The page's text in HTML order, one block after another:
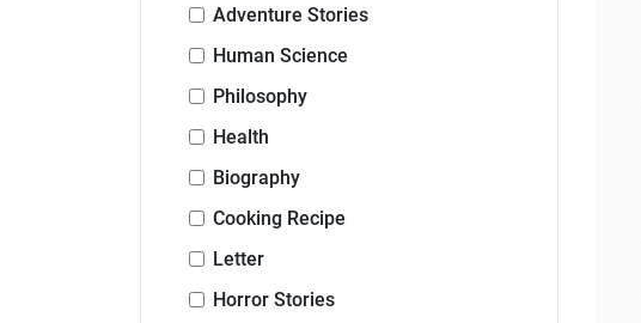
Adventure Stories
Human Science
Philosophy
Health
Biography
Cooking Recipe
Letter
Horror Stories